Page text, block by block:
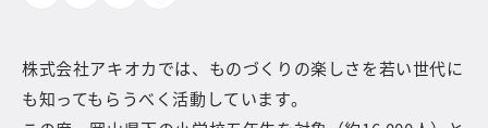
株式会社アキオカでは、ものづくりの楽しさを若い世代に
も知ってもらうべく活動しています。